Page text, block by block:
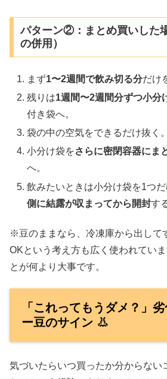
パターン②：まとめ買いした
の併用）
まず1〜2週間で飲み切る分だけ
残りは1週間〜2週間分ずつ小分
付き袋へ。
袋の中の空気をできるだけ抜く。
小分け袋をさらに密閉容器にま
へ。
飲みたいときは小分け袋を1つ
側に結露が収まってから開封す
※豆のままなら、冷凍庫から出して
OKという考え方も広く使われてい
とが何より大事です。
「これってもうダメ？」
ー豆のサイン 👃
気づいたらいつ買ったか分からない